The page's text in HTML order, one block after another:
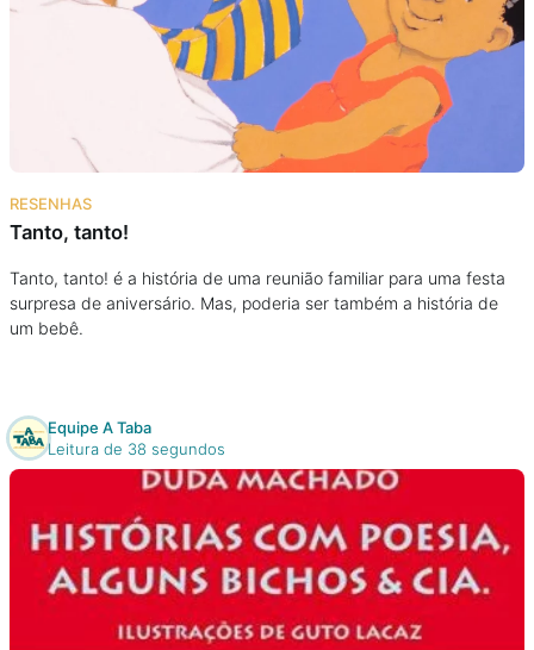
RESENHAS
Tanto, tanto!
Tanto, tanto! é a história de uma reunião familiar para uma festa
surpresa de aniversário. Mas, poderia ser também a história de
um bebê.
Equipe A Taba
Leitura de 38 segundos